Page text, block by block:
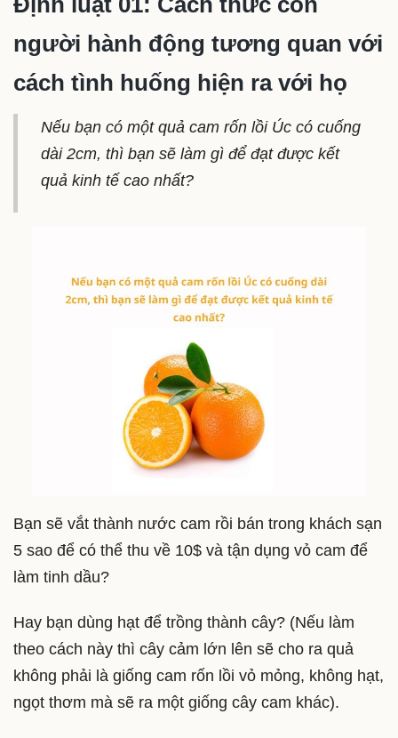
người hành động tương quan với
cách tình huống hiện ra với họ
Nếu bạn có một quả cam rốn lồi Úc có cuống
dài 2cm, thì bạn sẽ làm gì để đạt được kết
quả kinh tế cao nhất?
Bạn sẽ vắt thành nước cam rồi bán trong khách sạn
5 sao để có thể thu về 10$ và tận dụng vỏ cam để
làm tinh dầu?
Hay bạn dùng hạt để trồng thành cây? (Nếu làm
theo cách này thì cây cảm lớn lên sẽ cho ra quả
không phải là giống cam rốn lồi vỏ mỏng, không hạt,
ngọt thơm mà sẽ ra một giống cây cam khác).